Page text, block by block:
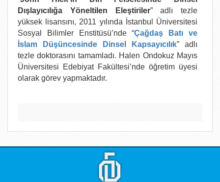
Dışlayıcılığa Yöneltilen Eleştiriler” adlı tezle
yüksek lisansını, 2011 yılında İstanbul Üniversitesi
Sosyal Bilimler Enstitüsü’nde “Çağdaş Batı ve
İslam Düşüncesinde Dinsel Kapsayıcılık” adlı
tezle doktorasını tamamladı. Halen Ondokuz Mayıs
Üniversitesi Edebiyat Fakültesi’nde öğretim üyesi
olarak görev yapmaktadır.